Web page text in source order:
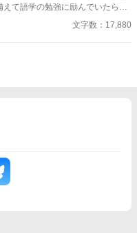
て語学の勉強に励んでいたら、
文字数：17,880